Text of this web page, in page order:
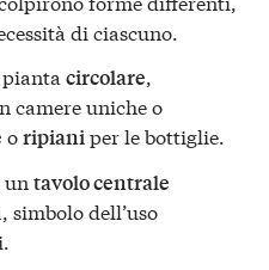
di ciascuno.
circolare,
camere uniche o
oripianiper le bottiglie.
un tavolo centrale
simbolo dell’uso